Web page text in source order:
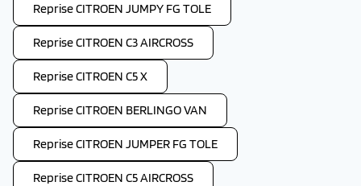
Reprise CITROEN JUMPY FG TOLE
Reprise CITROEN C3 AIRCROSS
Reprise CITROEN C5 X
Reprise CITROEN BERLINGO VAN
Reprise CITROEN JUMPER FG TOLE
Reprise CITROEN C5 AIRCROSS